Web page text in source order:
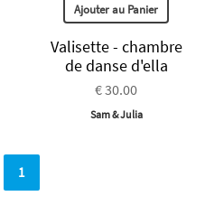
Ajouter au Panier
Valisette - chambre
de danse d'ella
€ 30.00
Sam & Julia
1